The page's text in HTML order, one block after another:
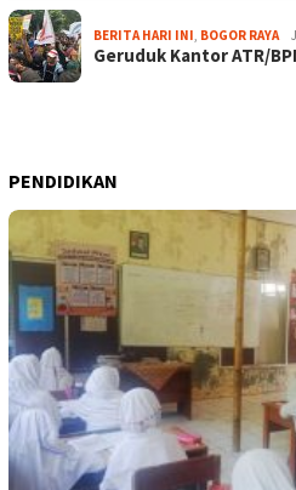
BERITA HARI INI, BOGOR RAYA
Geruduk Kantor ATR/
PENDIDIKAN